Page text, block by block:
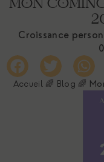
MON
Croissance
Accueil 🌈 Blog 🌈